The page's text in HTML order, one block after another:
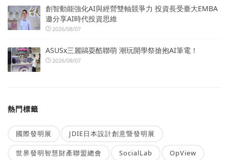
創智動能強化AI與經營雙軸競爭力 投資長受臺大EMBA
邀分享AI時代投資思維
2026/08/07
ASUSx三麗鷗耍酷聯萌 潮玩開學祭搶抱AI筆電！
2026/08/07
熱門標籤
國際發明展 JDIE日本設計創意暨發明展
世界發明智慧財產聯盟總會 SocialLab OpView